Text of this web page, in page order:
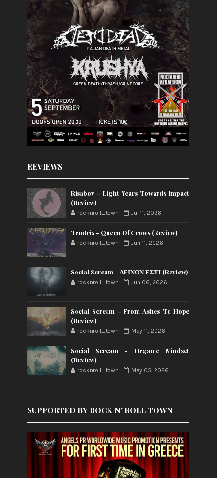
REVIEWS
Risabov - Light Years Towards Impact
(Review)
rocknroll_town Jul 11, 2026
Temtris - Queen Of Crows (Review)
rocknroll_town Jun 11, 2026
Social Scream - ΔΕΙΝΟΝ ΕΣΤΙ (Review)
rocknroll_town Jun 06, 2026
Social Scream - From Ashes To Hope
(Review)
rocknroll_town May 11, 2026
Social Scream - Organic Mindset
(Review)
rocknroll_town May 05, 2026
SUPPORTED BY ROCK N' ROLL TOWN